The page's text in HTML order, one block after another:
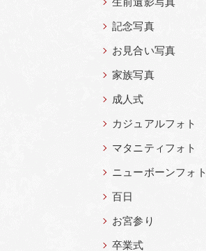
記念写真
お見合い写真
家族写真
成人式
カジュアルフォト
マタニティフォト
ニューボーンフォト
百日
お宮参り
卒業式